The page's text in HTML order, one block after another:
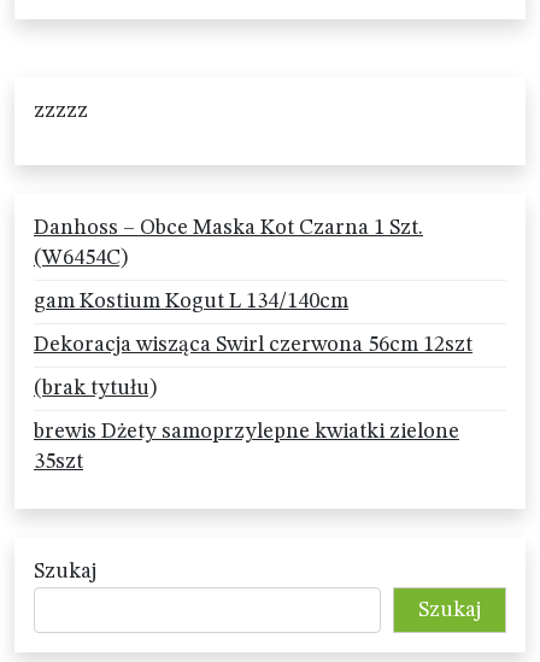
zzzzz
Danhoss – Obce Maska Kot Czarna 1 Szt.
(W6454C)
gam Kostium Kogut L 134/140cm
Dekoracja wisząca Swirl czerwona 56cm 12szt
(brak tytułu)
brewis Dżety samoprzylepne kwiatki zielone
35szt
Szukaj
Szukaj